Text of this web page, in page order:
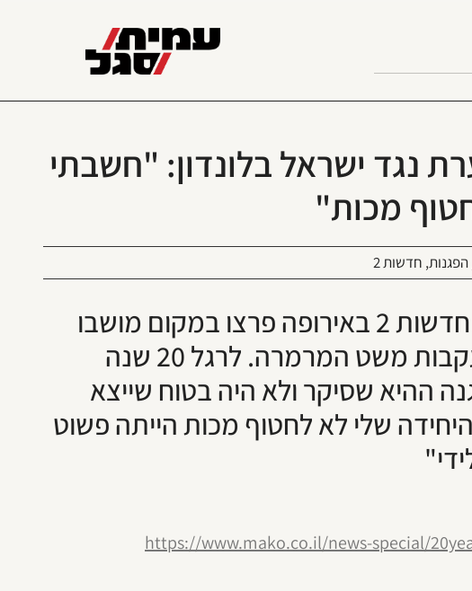
נגד ישראל בלונדון: "חשבתי
מכות"
הפגנות, חדשות 2
כשעמית סגל שימש ככתב חדשות 2 באירופה פרצו במקום מושבו
בלונדון הפגנות אלימות בעקבות משט המרמרה. לרגל 20 שנה
בהפגנה ההיא שסיקר ולא היה בטוח שייצא
שלי לא לחטוף מכות הייתה פשוט
https://www.mako.co.il/news-special/